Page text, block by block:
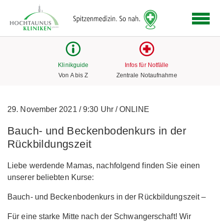
Link
zur
Klinikguide
Von A bis Z
Infos für Notfälle
Zentrale Notaufnahme
29. November 2021 /9:30 Uhr /ONLINE
Bauch- und Beckenbodenkurs in der
Rückbildungszeit
Liebe werdende Mamas, nachfolgend finden Sie einen
unserer beliebten Kurse:
Bauch- und Beckenbodenkurs in der Rückbildungszeit –
Für eine starke Mitte nach der Schwangerschaft! Wir